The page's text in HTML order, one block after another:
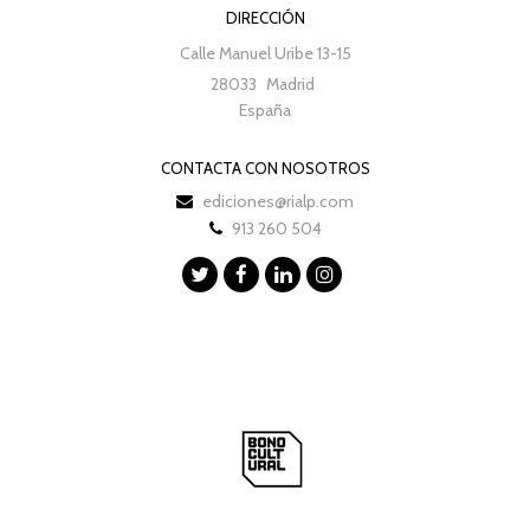
DIRECCIÓN
Calle Manuel Uribe 13-15
28033 Madrid
España
CONTACTA CON NOSOTROS
ediciones@rialp.com
913 260 504